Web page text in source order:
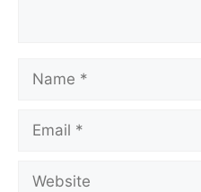
Name
Email
Website